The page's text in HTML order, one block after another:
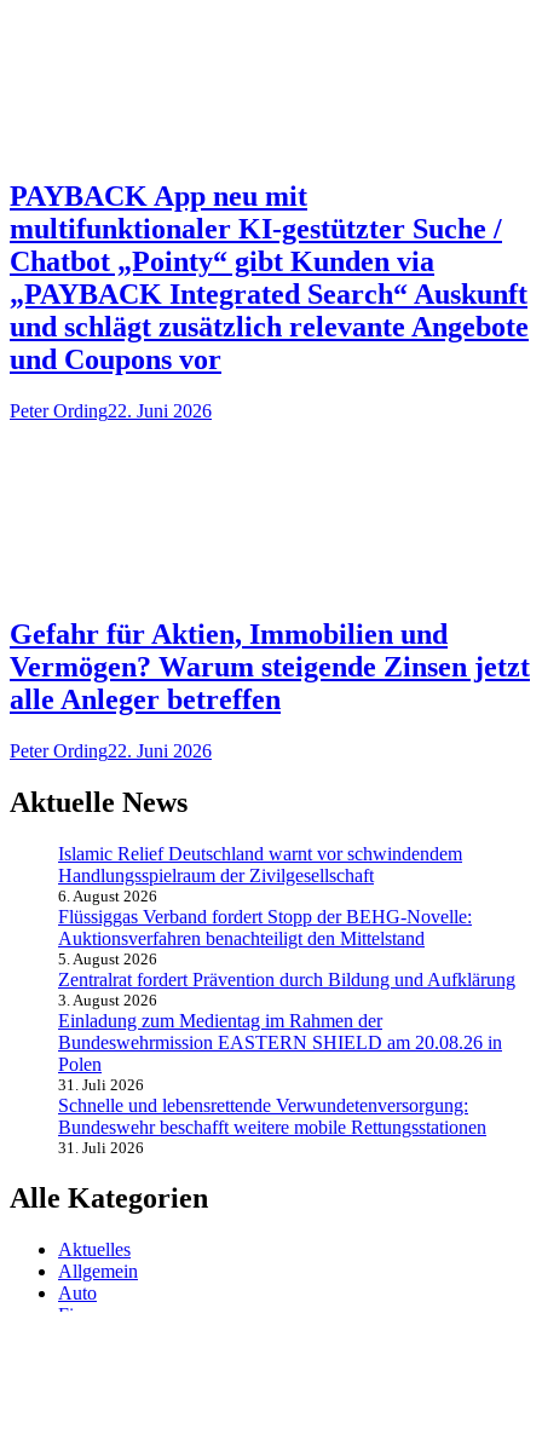
PAYBACK App neu mit
multifunktionaler KI-gestützter Suche /
Chatbot „Pointy“ gibt Kunden via
„PAYBACK Integrated Search“ Auskunft
und schlägt zusätzlich relevante Angebote
und Coupons vor
Peter Ording22. Juni 2026
Gefahr für Aktien, Immobilien und
Vermögen? Warum steigende Zinsen jetzt
alle Anleger betreffen
Peter Ording22. Juni 2026
Aktuelle News
Islamic Relief Deutschland warnt vor schwindendem
Handlungsspielraum der Zivilgesellschaft
6. August 2026
Flüssiggas Verband fordert Stopp der BEHG-Novelle:
Auktionsverfahren benachteiligt den Mittelstand
5. August 2026
Zentralrat fordert Prävention durch Bildung und Aufklärung
3. August 2026
Einladung zum Medientag im Rahmen der
Bundeswehrmission EASTERN SHIELD am 20.08.26 in
Polen
31. Juli 2026
Schnelle und lebensrettende Verwundetenversorgung:
Bundeswehr beschafft weitere mobile Rettungsstationen
31. Juli 2026
Alle Kategorien
Aktuelles
Allgemein
Auto
Finanzen